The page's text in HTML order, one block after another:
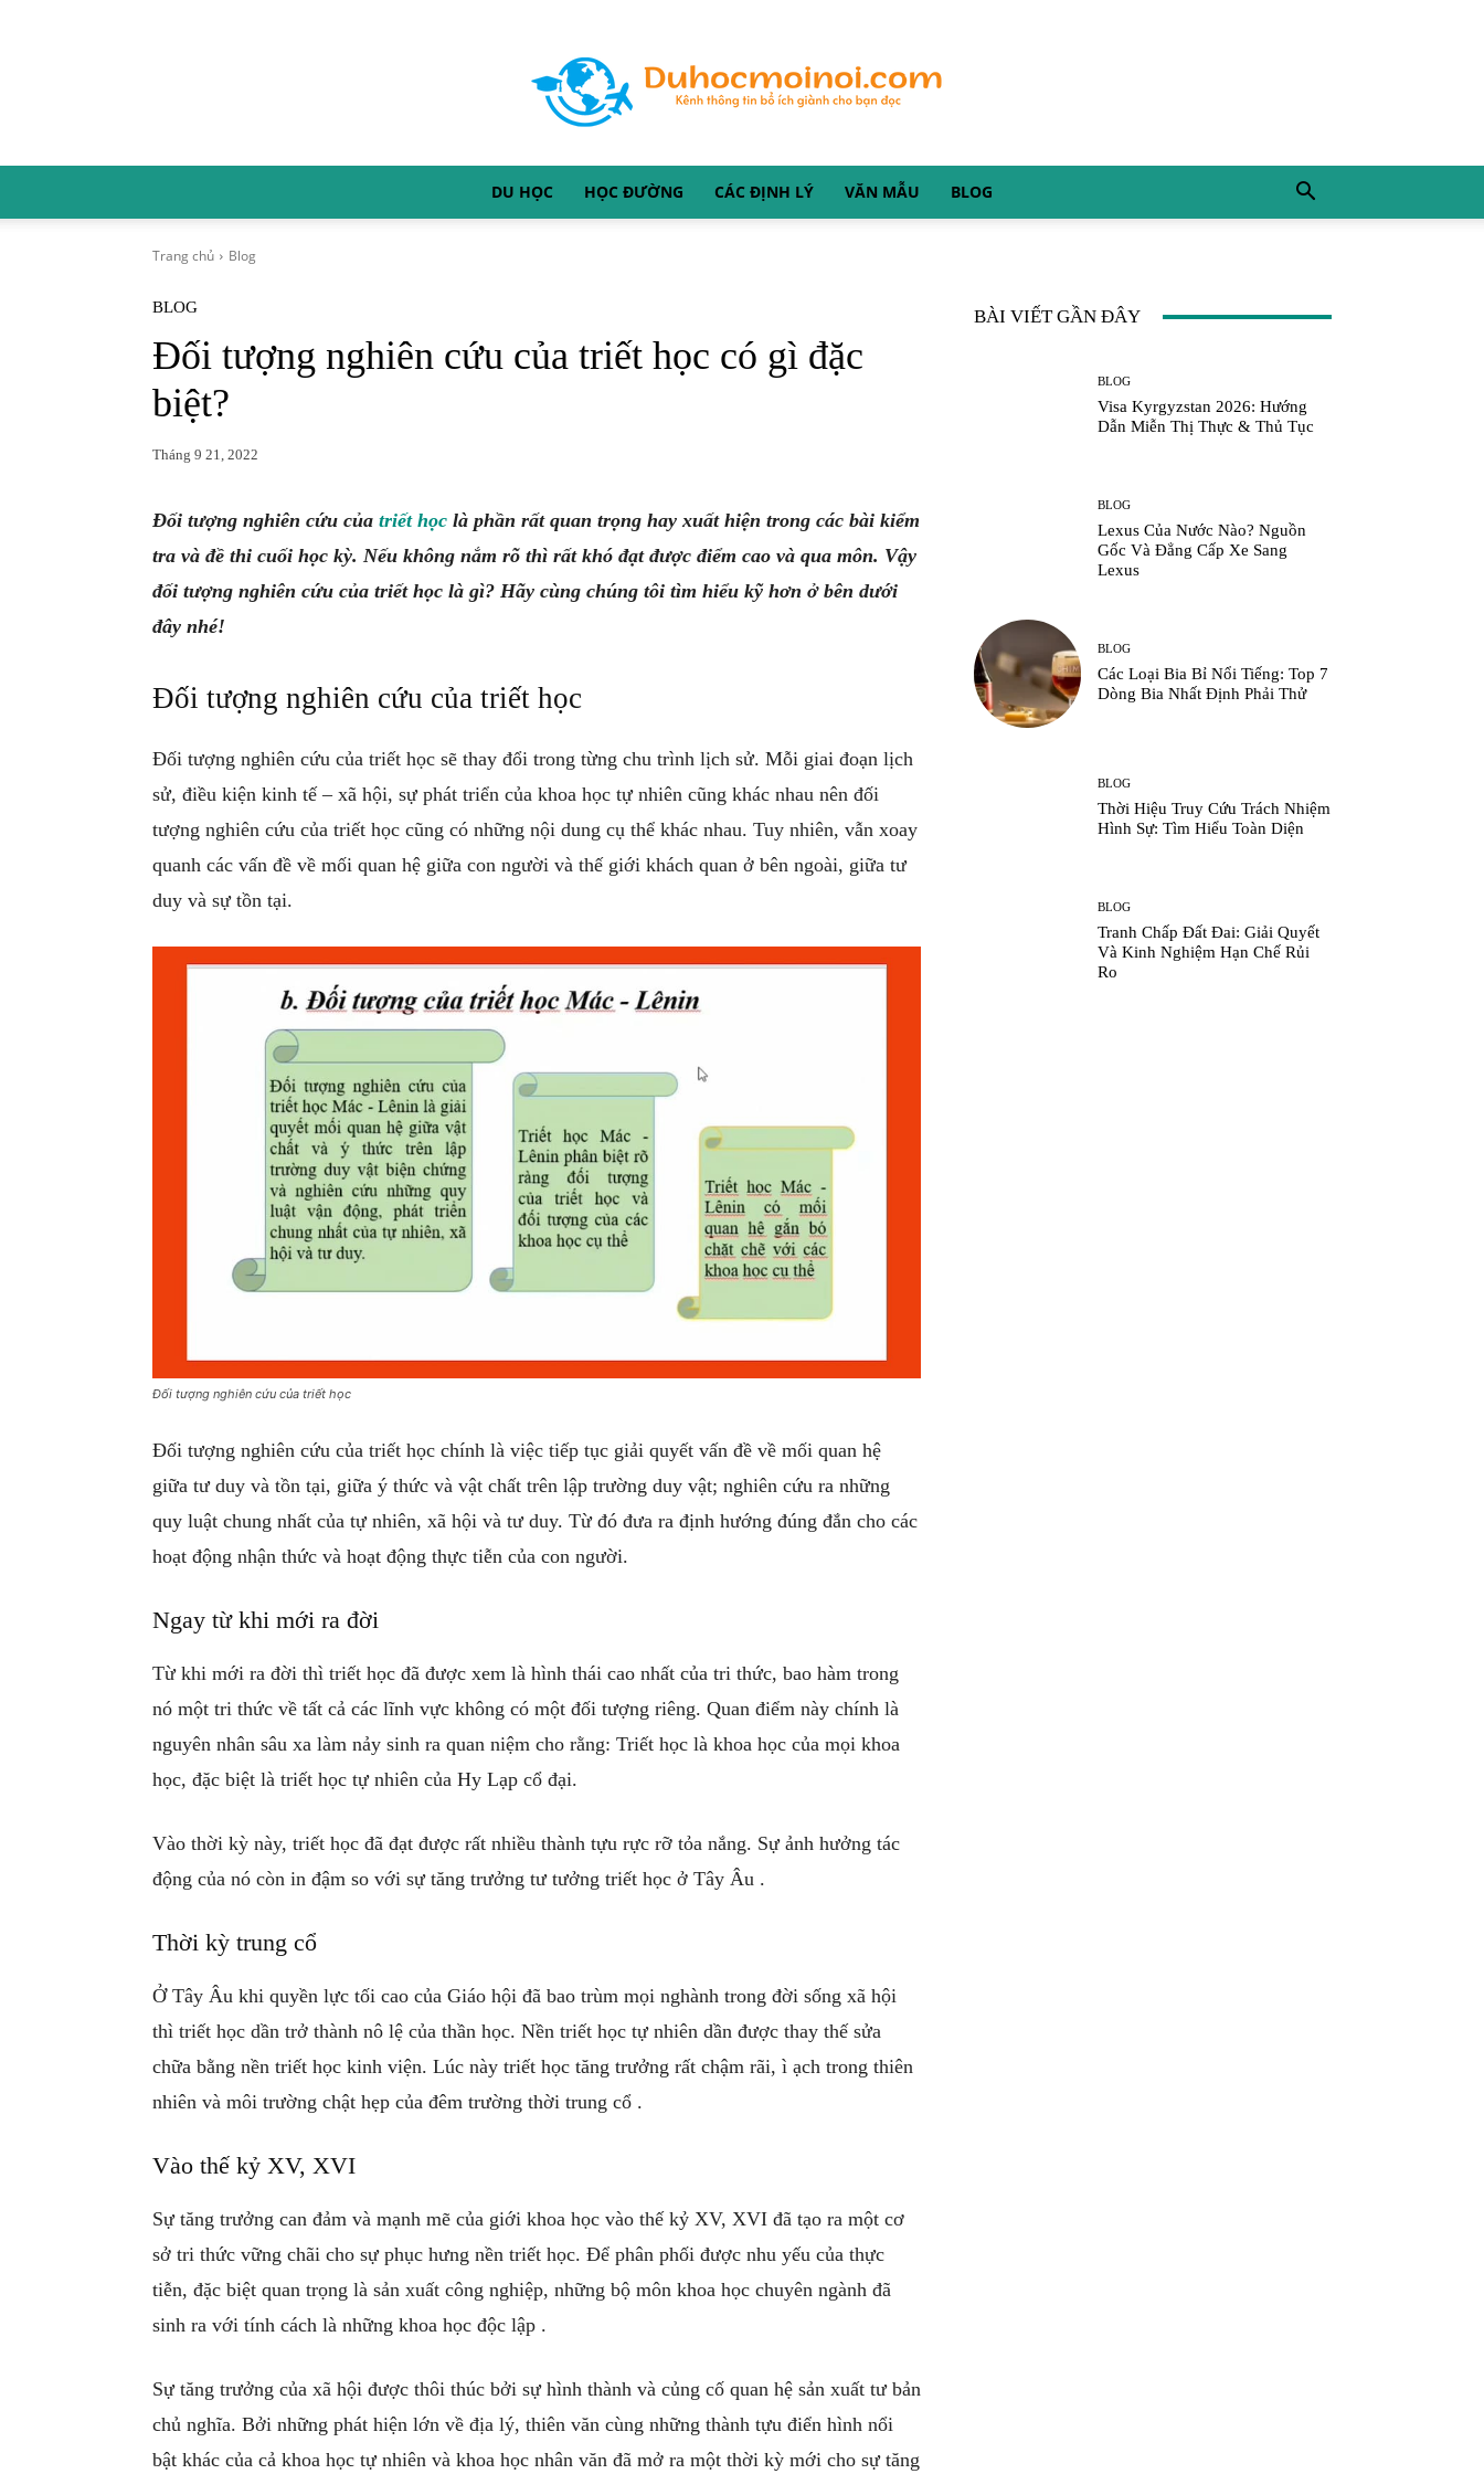
Kênh
dành
cho
bạn
đọc
DU HỌC HỌC ĐƯỜNG CÁC ĐỊNH LÝ VĂN MẪU BLOG
Trang chủ Blog
BLOG
Đối tượng nghiên cứu của triết học có gì đặc
biệt?
Tháng 9 21, 2022
Đối tượng nghiên cứu của triết học là phần rất quan trọng hay xuất hiện trong các bài kiểm
tra và đề thi cuối học kỳ. Nếu không nắm rõ thì rất khó đạt được điểm cao và qua môn. Vậy
đối tượng nghiên cứu của triết học là gì? Hãy cùng chúng tôi tìm hiểu kỹ hơn ở bên dưới
đây nhé!
Đối tượng nghiên cứu của triết học
Đối tượng nghiên cứu của triết học sẽ thay đổi trong từng chu trình lịch sử. Mỗi giai đoạn lịch
sử, điều kiện kinh tế – xã hội, sự phát triển của khoa học tự nhiên cũng khác nhau nên đối
tượng nghiên cứu của triết học cũng có những nội dung cụ thể khác nhau. Tuy nhiên, vẫn xoay
quanh các vấn đề về mối quan hệ giữa con người và thế giới khách quan ở bên ngoài, giữa tư
duy và sự tồn tại.
Đối tượng nghiên cứu của triết học
Đối tượng nghiên cứu của triết học chính là việc tiếp tục giải quyết vấn đề về mối quan hệ
giữa tư duy và tồn tại, giữa ý thức và vật chất trên lập trường duy vật; nghiên cứu ra những
quy luật chung nhất của tự nhiên, xã hội và tư duy. Từ đó đưa ra định hướng đúng đắn cho các
hoạt động nhận thức và hoạt động thực tiễn của con người.
Ngay từ khi mới ra đời
Từ khi mới ra đời thì triết học đã được xem là hình thái cao nhất của tri thức, bao hàm trong
nó một tri thức về tất cả các lĩnh vực không có một đối tượng riêng. Quan điểm này chính là
nguyên nhân sâu xa làm nảy sinh ra quan niệm cho rằng: Triết học là khoa học của mọi khoa
học, đặc biệt là triết học tự nhiên của Hy Lạp cổ đại.
Vào thời kỳ này, triết học đã đạt được rất nhiều thành tựu rực rỡ tỏa nắng. Sự ảnh hưởng tác
động của nó còn in đậm so với sự tăng trưởng tư tưởng triết học ở Tây Âu .
Thời kỳ trung cổ
Ở Tây Âu khi quyền lực tối cao của Giáo hội đã bao trùm mọi nghành trong đời sống xã hội
thì triết học dần trở thành nô lệ của thần học. Nền triết học tự nhiên dần được thay thế sửa
chữa bằng nền triết học kinh viện. Lúc này triết học tăng trưởng rất chậm rãi, ì ạch trong thiên
nhiên và môi trường chật hẹp của đêm trường thời trung cổ .
Vào thế kỷ XV, XVI
Sự tăng trưởng can đảm và mạnh mẽ của giới khoa học vào thế kỷ XV, XVI đã tạo ra một cơ
sở tri thức vững chãi cho sự phục hưng nền triết học. Để phân phối được nhu yếu của thực
tiễn, đặc biệt quan trọng là sản xuất công nghiệp, những bộ môn khoa học chuyên ngành đã
sinh ra với tính cách là những khoa học độc lập .
Sự tăng trưởng của xã hội được thôi thúc bởi sự hình thành và củng cố quan hệ sản xuất tư bản
chủ nghĩa. Bởi những phát hiện lớn về địa lý, thiên văn cùng những thành tựu điển hình nổi
bật khác của cả khoa học tự nhiên và khoa học nhân văn đã mở ra một thời kỳ mới cho sự tăng
BÀI VIẾT GẦN ĐÂY
BLOG
Visa Kyrgyzstan 2026: Hướng
Dẫn Miễn Thị Thực & Thủ Tục
BLOG
Lexus Của Nước Nào? Nguồn
Gốc Và Đẳng Cấp Xe Sang
Lexus
BLOG
Các Loại Bia Bỉ Nổi Tiếng: Top 7
Dòng Bia Nhất Định Phải Thử
BLOG
Thời Hiệu Truy Cứu Trách Nhiệm
Hình Sự: Tìm Hiểu Toàn Diện
BLOG
Tranh Chấp Đất Đai: Giải Quyết
Và Kinh Nghiệm Hạn Chế Rủi
Ro